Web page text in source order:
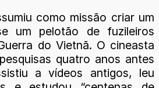
como missão criar um
um pelotão de fuzileiros
do Vietnã. O cineasta
quatro anos antes
a vídeos antigos, leu